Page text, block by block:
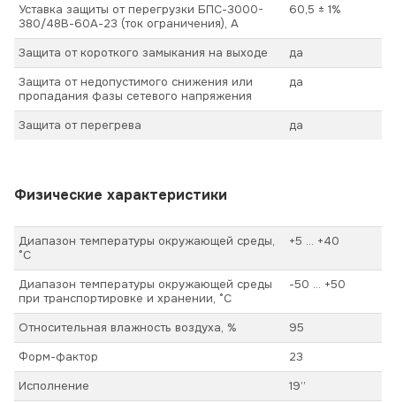
Уставка защиты от перегрузки БПС-3000-
380/48В-60А-23 (ток ограничения), А
60,5 ± 1%
Защита от короткого замыкания на выходе
да
Защита от недопустимого снижения или
пропадания фазы сетевого напряжения
да
Защита от перегрева да
Физические характеристики
Диапазон температуры окружающей среды,
°С
+5 ... +40
Диапазон температуры окружающей среды
при транспортировке и хранении, °С
-50 ... +50
Относительная влажность воздуха, %
95
Форм-фактор
23
Исполнение
19’’